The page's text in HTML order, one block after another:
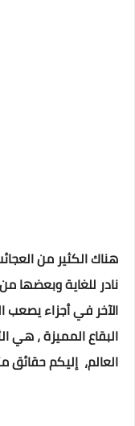
هناك الكثير من
نادر للغاية وبعضها
الآخر في أجزاء
البقاع المميزة ، هي
العالم، إليكم حقائق